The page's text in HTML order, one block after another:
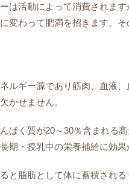
は活動によって消費されま
変わって肥満を招きます。
ルギー源であり筋肉、血液
かせません。
ぱく質が20～30％含まれる
期・授乳中の栄養補給に効果
と脂肪として体に蓄積され